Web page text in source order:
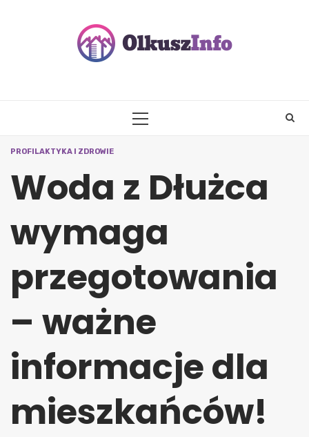
PRIMARY
PROFILAKTYKA I ZDROWIE
Woda z Dłużca
wymaga
przegotowania
– ważne
informacje dla
mieszkańców!